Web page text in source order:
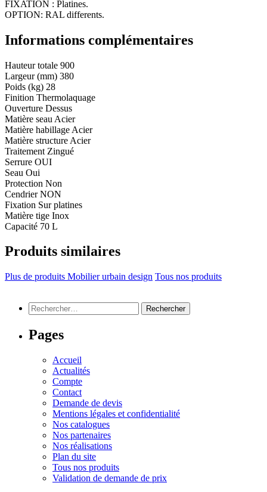
FIXATION : Platines.
OPTION: RAL differents.
Informations complémentaires
Hauteur totale 900
Largeur (mm) 380
Poids (kg) 28
Finition Thermolaquage
Ouverture Dessus
Matière seau Acier
Matière habillage Acier
Matière structure Acier
Traitement Zingué
Serrure OUI
Seau Oui
Protection Non
Cendrier NON
Fixation Sur platines
Matière tige Inox
Capacité 70 L
Produits similaires
Plus de produits Mobilier urbain design Tous nos produits
Rechercher :
Pages
Accueil
Actualités
Compte
Contact
Demande de devis
Mentions légales et confidentialité
Nos catalogues
Nos partenaires
Nos réalisations
Plan du site
Tous nos produits
Validation de demande de prix